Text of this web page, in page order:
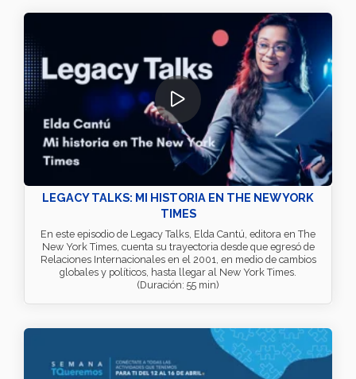
LEGACY TALKS: MI HISTORIA EN THE NEW YORK
TIMES
En este episodio de Legacy Talks, Elda Cantú, editora en The
New York Times, cuenta su trayectoria desde que egresó de
Relaciones Internacionales en el 2001, en medio de cambios
globales y políticos, hasta llegar al New York Times.
(Duración: 55 min)